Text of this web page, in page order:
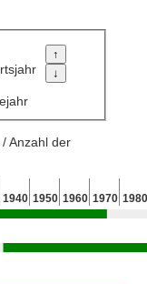
Anzahl der
1940 1950 1960 1970 1980